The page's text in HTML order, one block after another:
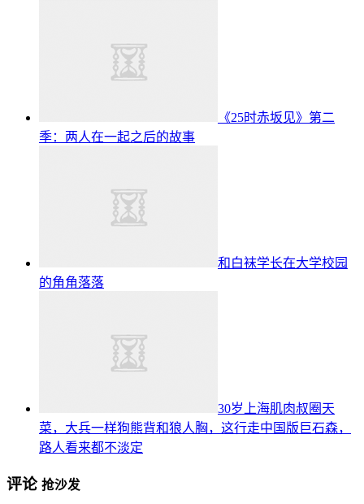
《25时赤坂见》第二
季：两人在一起之后的故事
和白袜学长在大学校园
的角角落落
30岁上海肌肉叔圈天
菜，大兵一样狗熊背和狼人胸，这行走中国版巨石森，
路人看来都不淡定
评论 抢沙发